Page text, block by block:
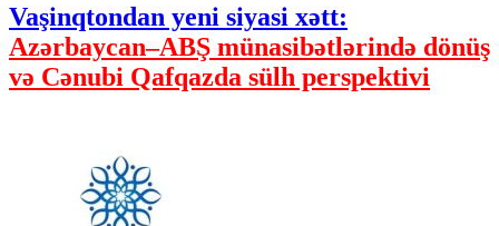
Vaşinqtondan yeni siyasi xətt:
Azərbaycan–ABŞ münasibətlərində dönüş
və Cənubi Qafqazda sülh perspektivi